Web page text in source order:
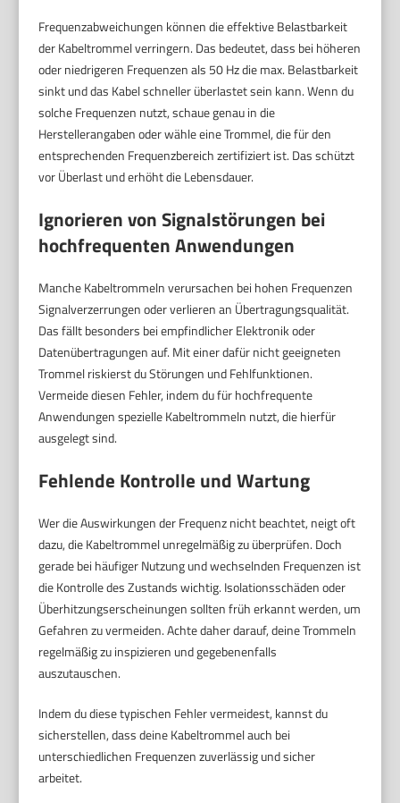
Frequenzabweichungen können die effektive Belastbarkeit
der Kabeltrommel verringern. Das bedeutet, dass bei höheren
oder niedrigeren Frequenzen als 50 Hz die max. Belastbarkeit
sinkt und das Kabel schneller überlastet sein kann. Wenn du
solche Frequenzen nutzt, schaue genau in die
Herstellerangaben oder wähle eine Trommel, die für den
entsprechenden Frequenzbereich zertifiziert ist. Das schützt
vor Überlast und erhöht die Lebensdauer.
Ignorieren von Signalstörungen bei
hochfrequenten Anwendungen
Manche Kabeltrommeln verursachen bei hohen Frequenzen
Signalverzerrungen oder verlieren an Übertragungsqualität.
Das fällt besonders bei empfindlicher Elektronik oder
Datenübertragungen auf. Mit einer dafür nicht geeigneten
Trommel riskierst du Störungen und Fehlfunktionen.
Vermeide diesen Fehler, indem du für hochfrequente
Anwendungen spezielle Kabeltrommeln nutzt, die hierfür
ausgelegt sind.
Fehlende Kontrolle und Wartung
Wer die Auswirkungen der Frequenz nicht beachtet, neigt oft
dazu, die Kabeltrommel unregelmäßig zu überprüfen. Doch
gerade bei häufiger Nutzung und wechselnden Frequenzen ist
die Kontrolle des Zustands wichtig. Isolationsschäden oder
Überhitzungserscheinungen sollten früh erkannt werden, um
Gefahren zu vermeiden. Achte daher darauf, deine Trommeln
regelmäßig zu inspizieren und gegebenenfalls
auszutauschen.
Indem du diese typischen Fehler vermeidest, kannst du
sicherstellen, dass deine Kabeltrommel auch bei
unterschiedlichen Frequenzen zuverlässig und sicher
arbeitet.